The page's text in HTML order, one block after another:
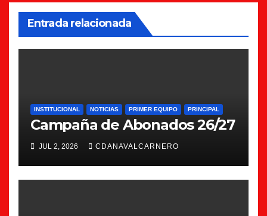
Entrada relacionada
INSTITUCIONAL NOTICIAS PRIMER EQUIPO PRINCIPAL
Campaña de Abonados 26/27
JUL 2, 2026 CDANAVALCARNERO